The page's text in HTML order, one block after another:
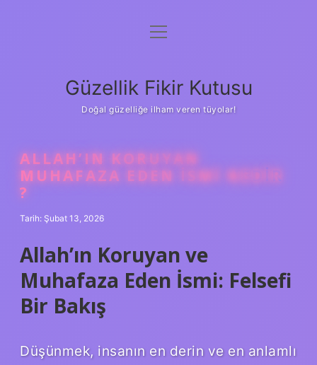
Anasayfa
Yasal Uyarı
menüyü
Güzellik Fikir Kutusu
Doğal güzelliğe ilham veren tüyolar!
ALLAH’IN KORUYAN
MUHAFAZA EDEN ISMI NEDIR
?
Tarih: Şubat 13, 2026
Allah’ın Koruyan ve
Muhafaza Eden İsmi: Felsefi
Bir Bakış
Düşünmek, insanın en derin ve en anlamlı